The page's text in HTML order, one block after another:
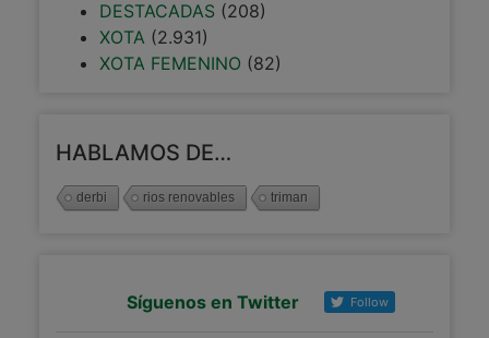
DESTACADAS (208)
XOTA(2.931)
XOTA FEMENINO (82)
HABLAMOS DE…
derbi rios renovables triman
Síguenos en Twitter Follow